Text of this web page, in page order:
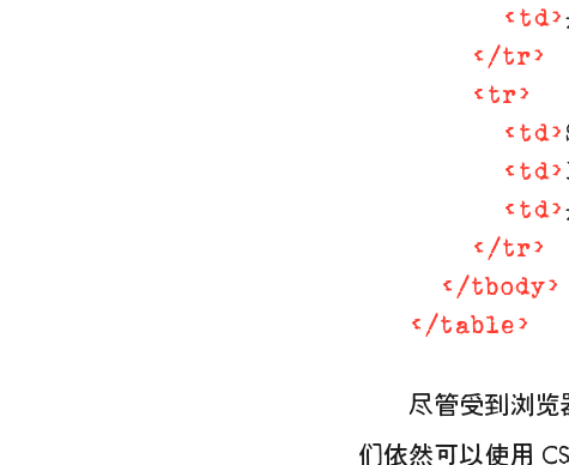
< td>
</tr>
< tr>
< td>
< td>
< td>
</tr>
</tbody>
</table>
尽管受到浏览
们依然可以使用